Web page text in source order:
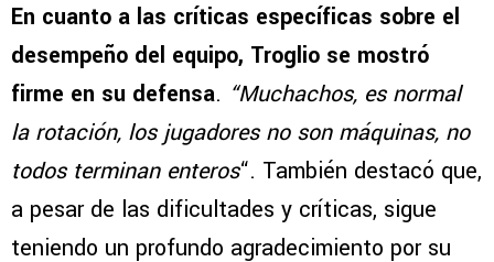
En cuanto a las críticas específicas sobre el
desempeño del equipo, Troglio se mostró
firme en su defensa. “Muchachos, es normal
la rotación, los jugadores no son máquinas, no
todos terminan enteros“. También destacó que,
a pesar de las dificultades y críticas, sigue
teniendo un profundo agradecimiento por su